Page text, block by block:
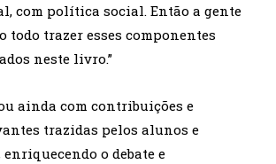
com política social. Então a gente
todo trazer esses componentes
neste livro.”
ainda com contribuições e
trazidas pelos alunos e
o debate e